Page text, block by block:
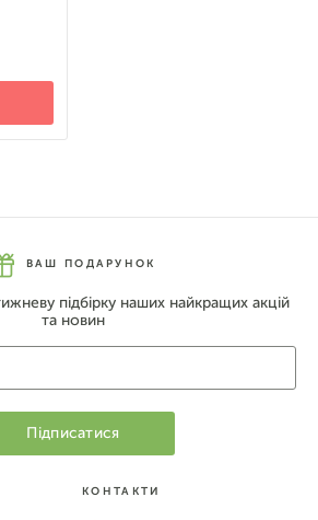
ВАШ ПОДАРУНОК
підбірку наших найкращих акцій
та новин
КОНТАКТИ